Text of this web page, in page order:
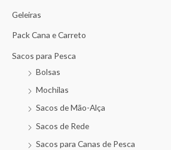
Geleiras
Pack Cana e Carreto
Sacos para Pesca
Bolsas
Mochilas
Sacos de Mão-Alça
Sacos de Rede
Sacos para Canas de Pesca